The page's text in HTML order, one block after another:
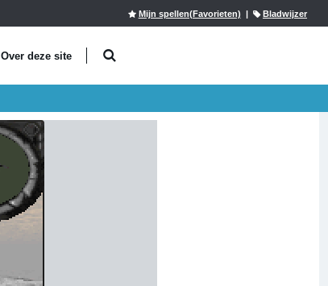
Mijn spellen(Favorieten) | Bladwijzer
Over deze site